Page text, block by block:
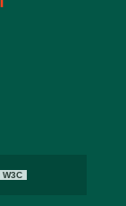
W3C